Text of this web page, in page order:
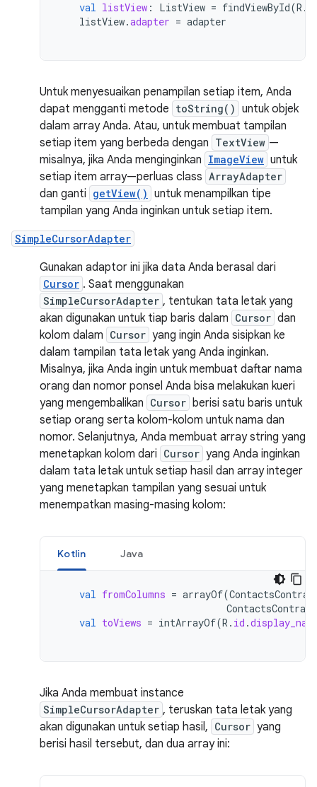
val listView : ListView = findViewById(R .
listView.adapter = adapter
Untuk menyesuaikan penampilan setiap item, Anda
dapat mengganti metode toString() untuk objek
dalam array Anda. Atau, untuk membuat tampilan
setiap item yang berbeda dengan TextView —
misalnya, jika Anda menginginkan ImageView untuk
setiap item array—perluas class ArrayAdapter
dan ganti getView() untuk menampilkan tipe
tampilan yang Anda inginkan untuk setiap item.
SimpleCursorAdapter
Gunakan adaptor ini jika data Anda berasal dari
Cursor . Saat menggunakan
SimpleCursorAdapter , tentukan tata letak yang
akan digunakan untuk tiap baris dalam Cursor dan
kolom dalam Cursor yang ingin Anda sisipkan ke
dalam tampilan tata letak yang Anda inginkan.
Misalnya, jika Anda ingin untuk membuat daftar nama
orang dan nomor ponsel Anda bisa melakukan kueri
yang mengembalikan Cursor berisi satu baris untuk
setiap orang serta kolom-kolom untuk nama dan
nomor. Selanjutnya, Anda membuat array string yang
menetapkan kolom dari Cursor yang Anda inginkan
dalam tata letak untuk setiap hasil dan array integer
yang menetapkan tampilan yang sesuai untuk
menempatkan masing-masing kolom:
Kotlin Java
val fromColumns = arrayOf(
ContactsContract
val toViews = intArrayOf(R . id .
Jika Anda membuat instance
SimpleCursorAdapter , teruskan tata letak yang
akan digunakan untuk setiap hasil, Cursor yang
berisi hasil tersebut, dan dua array ini: